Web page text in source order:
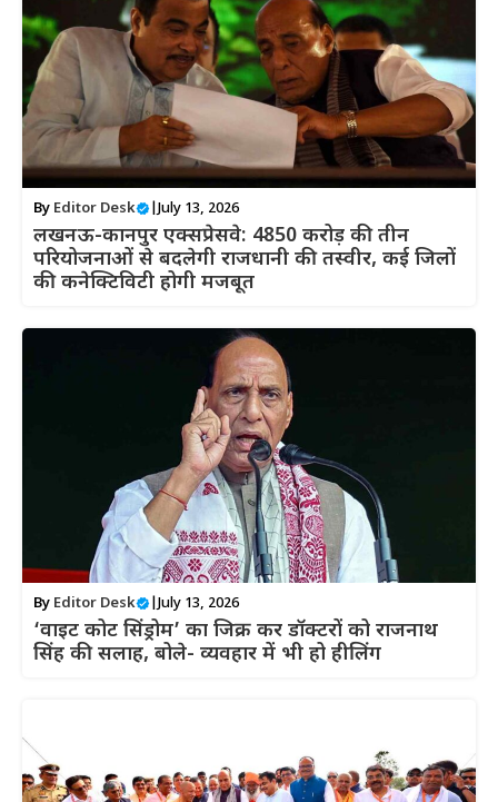
By Editor Desk July 13, 2026
लखनऊ-कानपुर एक्सप्रेसवे: 4850 करोड़ की तीन
परियोजनाओं से बदलेगी राजधानी की तस्वीर, कई जिलों
की कनेक्टिविटी होगी मजबूत
By Editor Desk July 13, 2026
‘वाइट कोट सिंड्रोम’ का जिक्र कर डॉक्टरों को राजनाथ
सिंह की सलाह, बोले- व्यवहार में भी हो हीलिंग